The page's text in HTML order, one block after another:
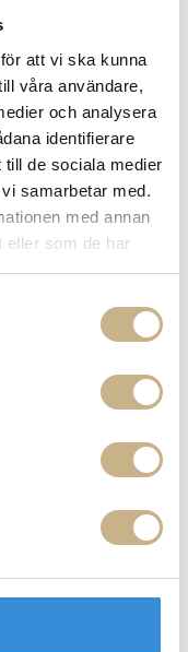
att vi ska kunna
våra användare,
och analysera
identifierare
till de sociala medier
samarbetar med.
med annan
eller som de har
Beställningsvara
BJÖRN
Beställningsvara
kr